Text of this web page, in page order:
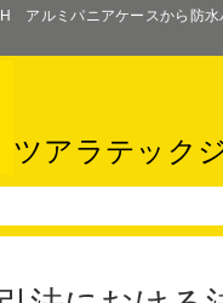
アルミパニアケースから防
ツアラテック